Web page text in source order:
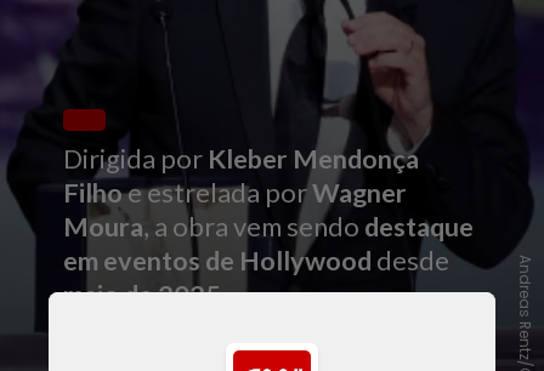
Dirigida por Kleber Mendonça
Filhoe estrelada porWagner
Moura, a obra vem sendo destaque
em eventos de Hollywood desde
maio de 2025